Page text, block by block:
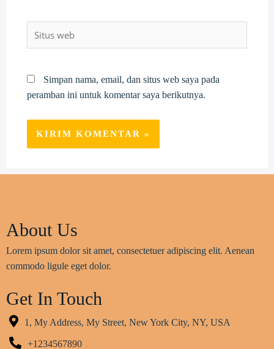
Simpan nama, email, dan situs web saya pada
peramban ini untuk komentar saya berikutnya.
About Us
Lorem ipsum dolor sit amet, consectetuer adipiscing elit. Aenean
commodo ligule eget dolor.
Get In Touch
1, My Address, My Street, New York City, NY, USA
+1234567890